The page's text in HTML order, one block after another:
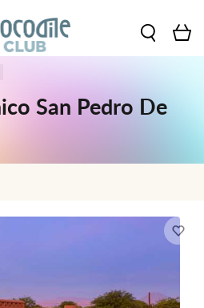
San Pedro De